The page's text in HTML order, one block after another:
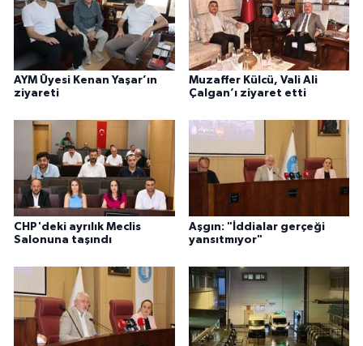
AYM Üyesi Kenan Yaşar’ın
ziyareti
Muzaffer Külcü, Vali Ali
Çalgan’ı ziyaret etti
CHP'deki ayrılık Meclis
Salonuna taşındı
Aşgın: "İddialar gerçeği
yansıtmıyor"